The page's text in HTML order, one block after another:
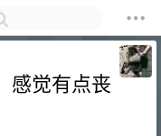
感觉有点丧